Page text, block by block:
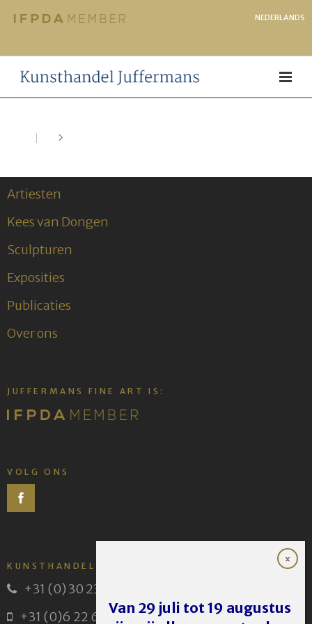
NEDERLANDS
Artiesten
Kees van Dongen
Sculpturen
Exposities
Publicaties
Over ons
JUFFERMANS FINE ART IS:
VOLG ONS
KUNSTHANDEL JUFFERMANS
+31 (0) 30 231 14 63
+31 (0)6 22 614 582
Van 29 juli tot 19 augustus